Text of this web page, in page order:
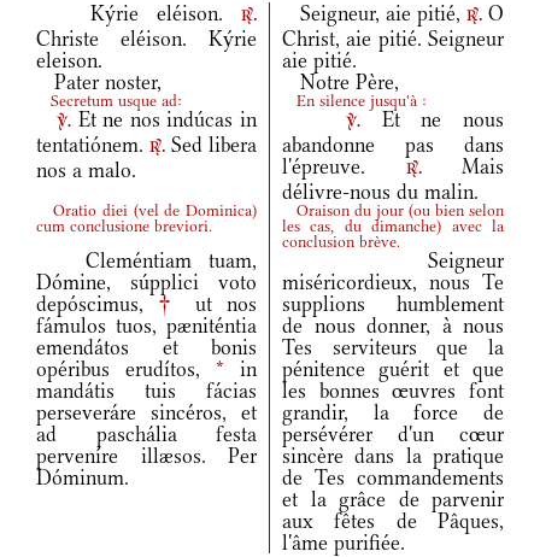
Kýrie eléison. r.
Christe eléison. Kýrie
eleison.
Seigneur, aie pitié, r. O
Christ, aie pitié. Seigneur
aie pitié.
Pater noster,
Notre Père,
Secretum usque ad: En silence jusqu'à :
v.Et ne nos indúcas in
tentatiónem. r. Sed libera
nos a malo.
v.
Et ne nous
abandonne pas dans
l'épreuve.
r.Mais
délivre-nous du malin.
Oratio diei (vel de Dominica)
cum conclusione breviori.
Oraison du jour (ou bien selon
les cas, du dimanche) avec la
conclusion brève.
Cleméntiam tuam,
Dómine, súpplici voto
depóscimus, †
ut nos
fámulos tuos, pæniténtia
emendátos et bonis
opéribus erudítos, * in
mandátis tuis fácias
perseveráre sincéros, et
ad paschália festa
perveníre illæsos. Per
Dóminum.
Seigneur
miséricordieux, nous Te
supplions humblement
de nous donner, à nous
Tes serviteurs que la
pénitence guérit et que
les bonnes œuvres font
grandir, la force de
persévérer d'un cœur
sincère dans la pratique
de Tes commandements
et la grâce de parvenir
aux fêtes de Pâques,
l'âme purifiée.